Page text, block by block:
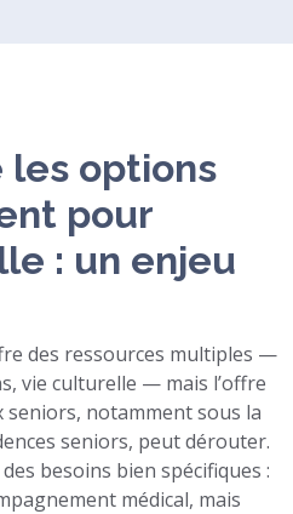
les options
pour
: un enjeu
des ressources multiples —
vie culturelle — mais l’offre
seniors, notamment sous la
seniors, peut dérouter.
besoins bien spécifiques :
médical, mais